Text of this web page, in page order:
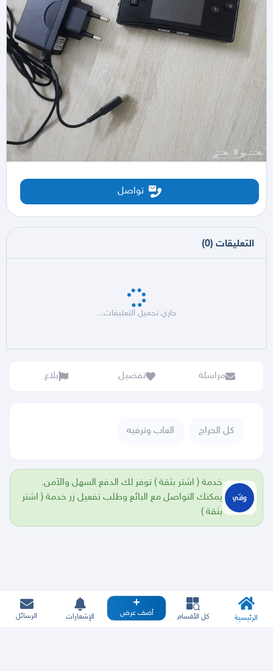
تواصل
التعليقات (
0
)
جاري تحميل التعليقات...
مراسلة تفضيل بلاغ
كل الحراج العاب وترفيه
خدمة ( اشتر بثقة ) توفر لك الدفع السهل والآمن.
يمكنك التواصل مع البائع وطلب تفعيل زر خدمة ( اشتر
بثقة )
الرئيسية كل الأقسام أضف عرض الإشعارات الرسائل